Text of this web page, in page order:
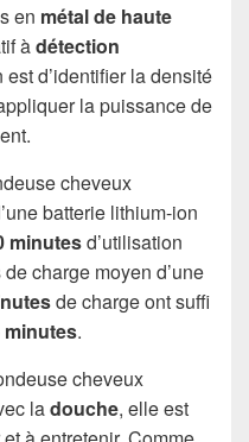
en métal de haute
àdétection
est d’identifier la densité
la puissance de
cheveux
batterie lithium-ion
minutesd’utilisation
charge moyen d’une
de charge ont suffi
minutes.
cheveux
ladouche, elle est